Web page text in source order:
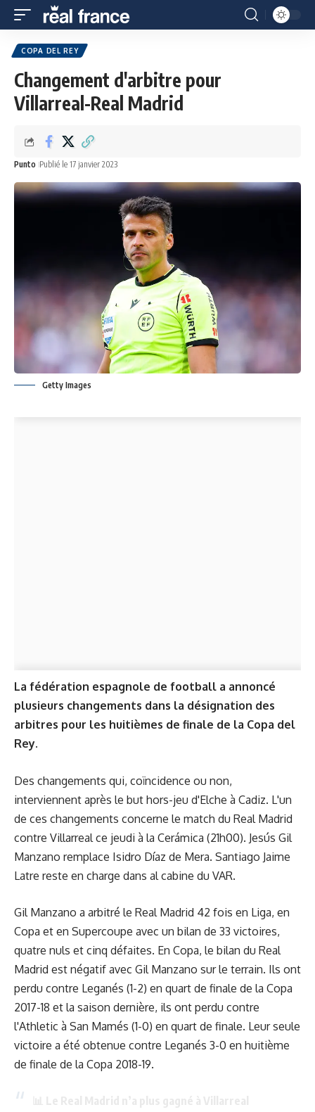
COPA DEL REY
Changement d'arbitre pour
Villarreal-Real Madrid
Punto Publié le 17 janvier 2023
Getty Images
La fédération espagnole de football a annoncé
plusieurs changements dans la désignation des
arbitres pour les huitièmes de finale de la Copa del
Rey.
Des changements qui, coïncidence ou non,
interviennent après le but hors-jeu d'Elche à Cadiz. L'un
de ces changements concerne le match du Real Madrid
contre Villarreal ce jeudi à la Cerámica (21h00). Jesús Gil
Manzano remplace Isidro Díaz de Mera. Santiago Jaime
Latre reste en charge dans al cabine du VAR.
Gil Manzano a arbitré le Real Madrid 42 fois en Liga, en
Copa et en Supercoupe avec un bilan de 33 victoires,
quatre nuls et cinq défaites. En Copa, le bilan du Real
Madrid est négatif avec Gil Manzano sur le terrain. Ils ont
perdu contre Leganés (1-2) en quart de finale de la Copa
2017-18 et la saison dernière, ils ont perdu contre
l'Athletic à San Mamés (1-0) en quart de finale. Leur seule
victoire a été obtenue contre Leganés 3-0 en huitième
de finale de la Copa 2018-19.